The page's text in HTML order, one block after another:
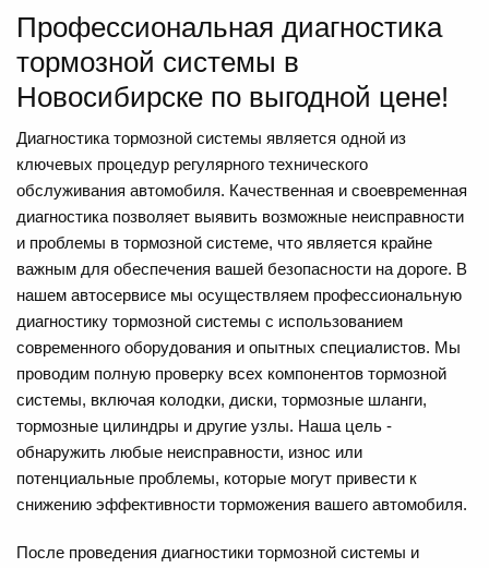
Профессиональная диагностика
тормозной системы в
Новосибирске по выгодной цене!
Диагностика тормозной системы является одной из
ключевых процедур регулярного технического
обслуживания автомобиля. Качественная и своевременная
диагностика позволяет выявить возможные неисправности
и проблемы в тормозной системе, что является крайне
важным для обеспечения вашей безопасности на дороге. В
нашем автосервисе мы осуществляем профессиональную
диагностику тормозной системы с использованием
современного оборудования и опытных специалистов. Мы
проводим полную проверку всех компонентов тормозной
системы, включая колодки, диски, тормозные шланги,
тормозные цилиндры и другие узлы. Наша цель -
обнаружить любые неисправности, износ или
потенциальные проблемы, которые могут привести к
снижению эффективности торможения вашего автомобиля.
После проведения диагностики тормозной системы и